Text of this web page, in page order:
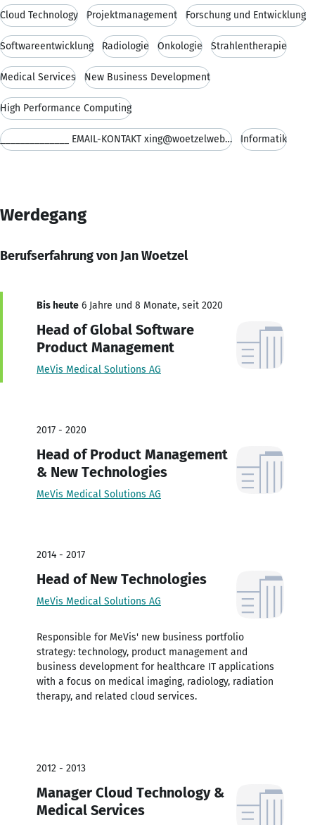
Cloud Technology Projektmanagement Forschung und Entwicklung
Softwareentwicklung Radiologie Onkologie Strahlentherapie
Medical Services New Business Development
High Performance Computing
______________ EMAIL-KONTAKT xing@woetzelweb.de Informatik
Werdegang
Berufserfahrung von Jan Woetzel
Bis heute 6 Jahre und 8 Monate, seit 2020
Head of Global Software
Product Management
MeVis Medical Solutions AG
2017 - 2020
Head of Product Management
& New Technologies
MeVis Medical Solutions AG
2014 - 2017
Head of New Technologies
MeVis Medical Solutions AG
Responsible for MeVis' new business portfolio
strategy: technology, product management and
business development for healthcare IT applications
with a focus on medical imaging, radiology, radiation
therapy, and related cloud services.
2012 - 2013
Manager Cloud Technology &
Medical Services